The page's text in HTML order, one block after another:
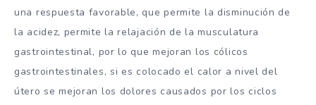
una respuesta favorable, que permite la disminución de
la acidez, permite la relajación de la musculatura
gastrointestinal, por lo que mejoran los cólicos
gastrointestinales, si es colocado el calor a nivel del
útero se mejoran los dolores causados por los ciclos